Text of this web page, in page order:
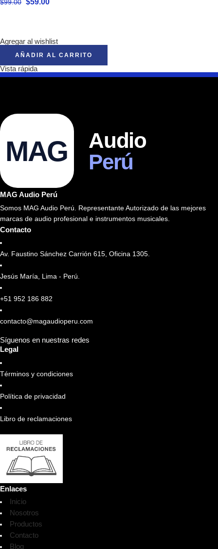
$99.00
Agregar al wishlist
AÑADIR AL CARRITO
Vista rápida
MAG
Audio
Perú
MAG Audio Perú
Somos MAG Audio Perú. Representante Autorizado de las mejores
marcas de audio profesional e instrumentos musicales.
Contacto
Av. Faustino Sánchez Carrión 615, Oficina 1305.
Jesús María, Lima - Perú.
+51 952 186 882
contacto@magaudioperu.com
Síguenos en nuestras redes
Legal
Términos y condiciones
Política de privacidad
Libro de reclamaciones
Enlaces
Inicio
Nosotros
Productos
Contacto
Blog